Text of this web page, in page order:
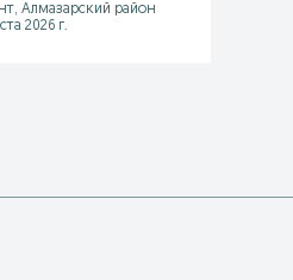
Алмазарский район
2026 г.